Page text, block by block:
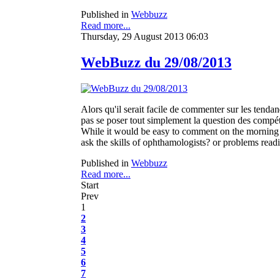
Published in Webbuzz
Read more...
Thursday, 29 August 2013 06:03
WebBuzz du 29/08/2013
Alors qu'il serait facile de commenter sur les
pas se poser tout simplement la question des
While it would be easy to comment on the
ask the skills of ophthamologists? or problems
Published in Webbuzz
Read more...
Start
Prev
1
2
3
4
5
6
7